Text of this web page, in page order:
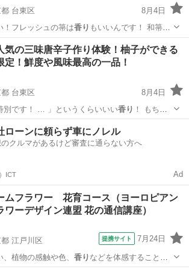
台東区
8月4日
！フレッシュの箒は香り もいいんです！ 和箒の
生活知識 場所
気の三味唐辛子作り体験！柚子ができる
定！鮮度や風味最高の一品！
台東区
8月4日
が特別です！ … 」というくらいいい香り ！ もちろ
の香り、そして味は自然か…
料理 香り
ローンに頼らず車にノレル
クルマがあるけど審査に通らない方へ
ICT Ad
ムフラワー 花育コース（ヨーロピアン
フラワーデザイン連盟 花の通信講座）
江戸川区 提携サイト 7月24日
植物の感触や色、 香り などを体感すること